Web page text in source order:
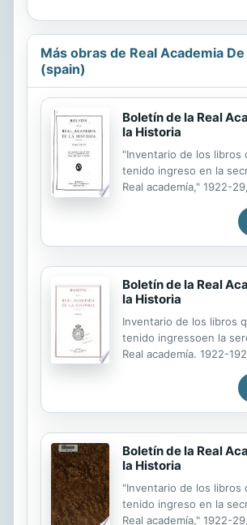
Más obras de Real Academia
(spain)
Boletín de la Real
la Historia
"Inventario de los libros
tenido ingreso en la
Real academía," 1922-
Boletín de la Real
la Historia
Inventario de los libros
tenido ingressoen la
Real academía. 1922-
85, 87, 89, 91-92, 96,
Boletín de la Real
la Historia
"Inventario de los libros
tenido ingreso en la
Real academía," 1922-